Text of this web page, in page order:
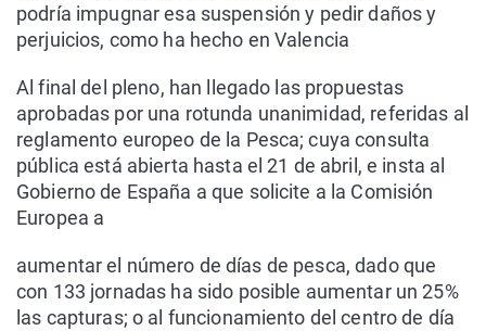
podría impugnar esa suspensión y pedir daños y
perjuicios, como ha hecho en Valencia
Al final del pleno, han llegado las propuestas
aprobadas por una rotunda unanimidad, referidas al
reglamento europeo de la Pesca; cuya consulta
pública está abierta hasta el 21 de abril, e insta al
Gobierno de España a que solicite a la Comisión
Europea a
aumentar el número de días de pesca, dado que
con 133 jornadas ha sido posible aumentar un 25%
las capturas; o al funcionamiento del centro de día